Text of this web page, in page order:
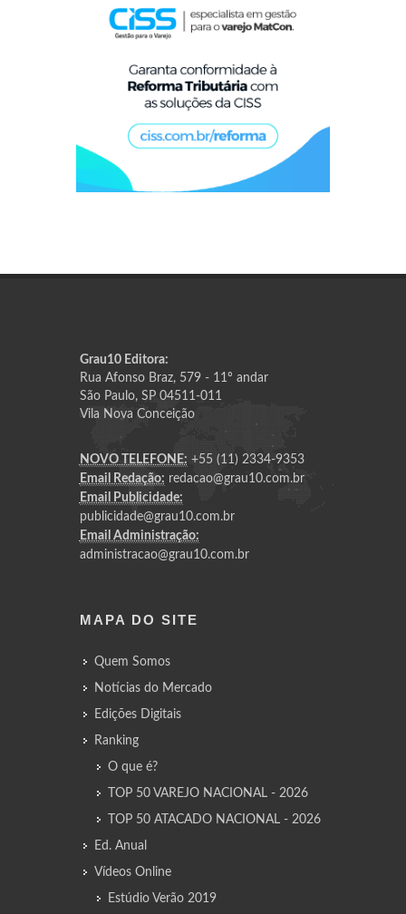
Grau10 Editora:
Rua Afonso Braz, 579 - 11º andar
São Paulo, SP 04511-011
Vila Nova Conceição
NOVO TELEFONE: +55 (11) 2334-9353
Email Redação: redacao@grau10.com.br
Email Publicidade:
publicidade@grau10.com.br
Email Administração:
administracao@grau10.com.br
MAPA DO SITE
Quem Somos
Notícias do Mercado
Edições Digitais
Ranking
O que é?
TOP 50 VAREJO NACIONAL - 2026
TOP 50 ATACADO NACIONAL - 2026
Ed. Anual
Vídeos Online
Estúdio Verão 2019